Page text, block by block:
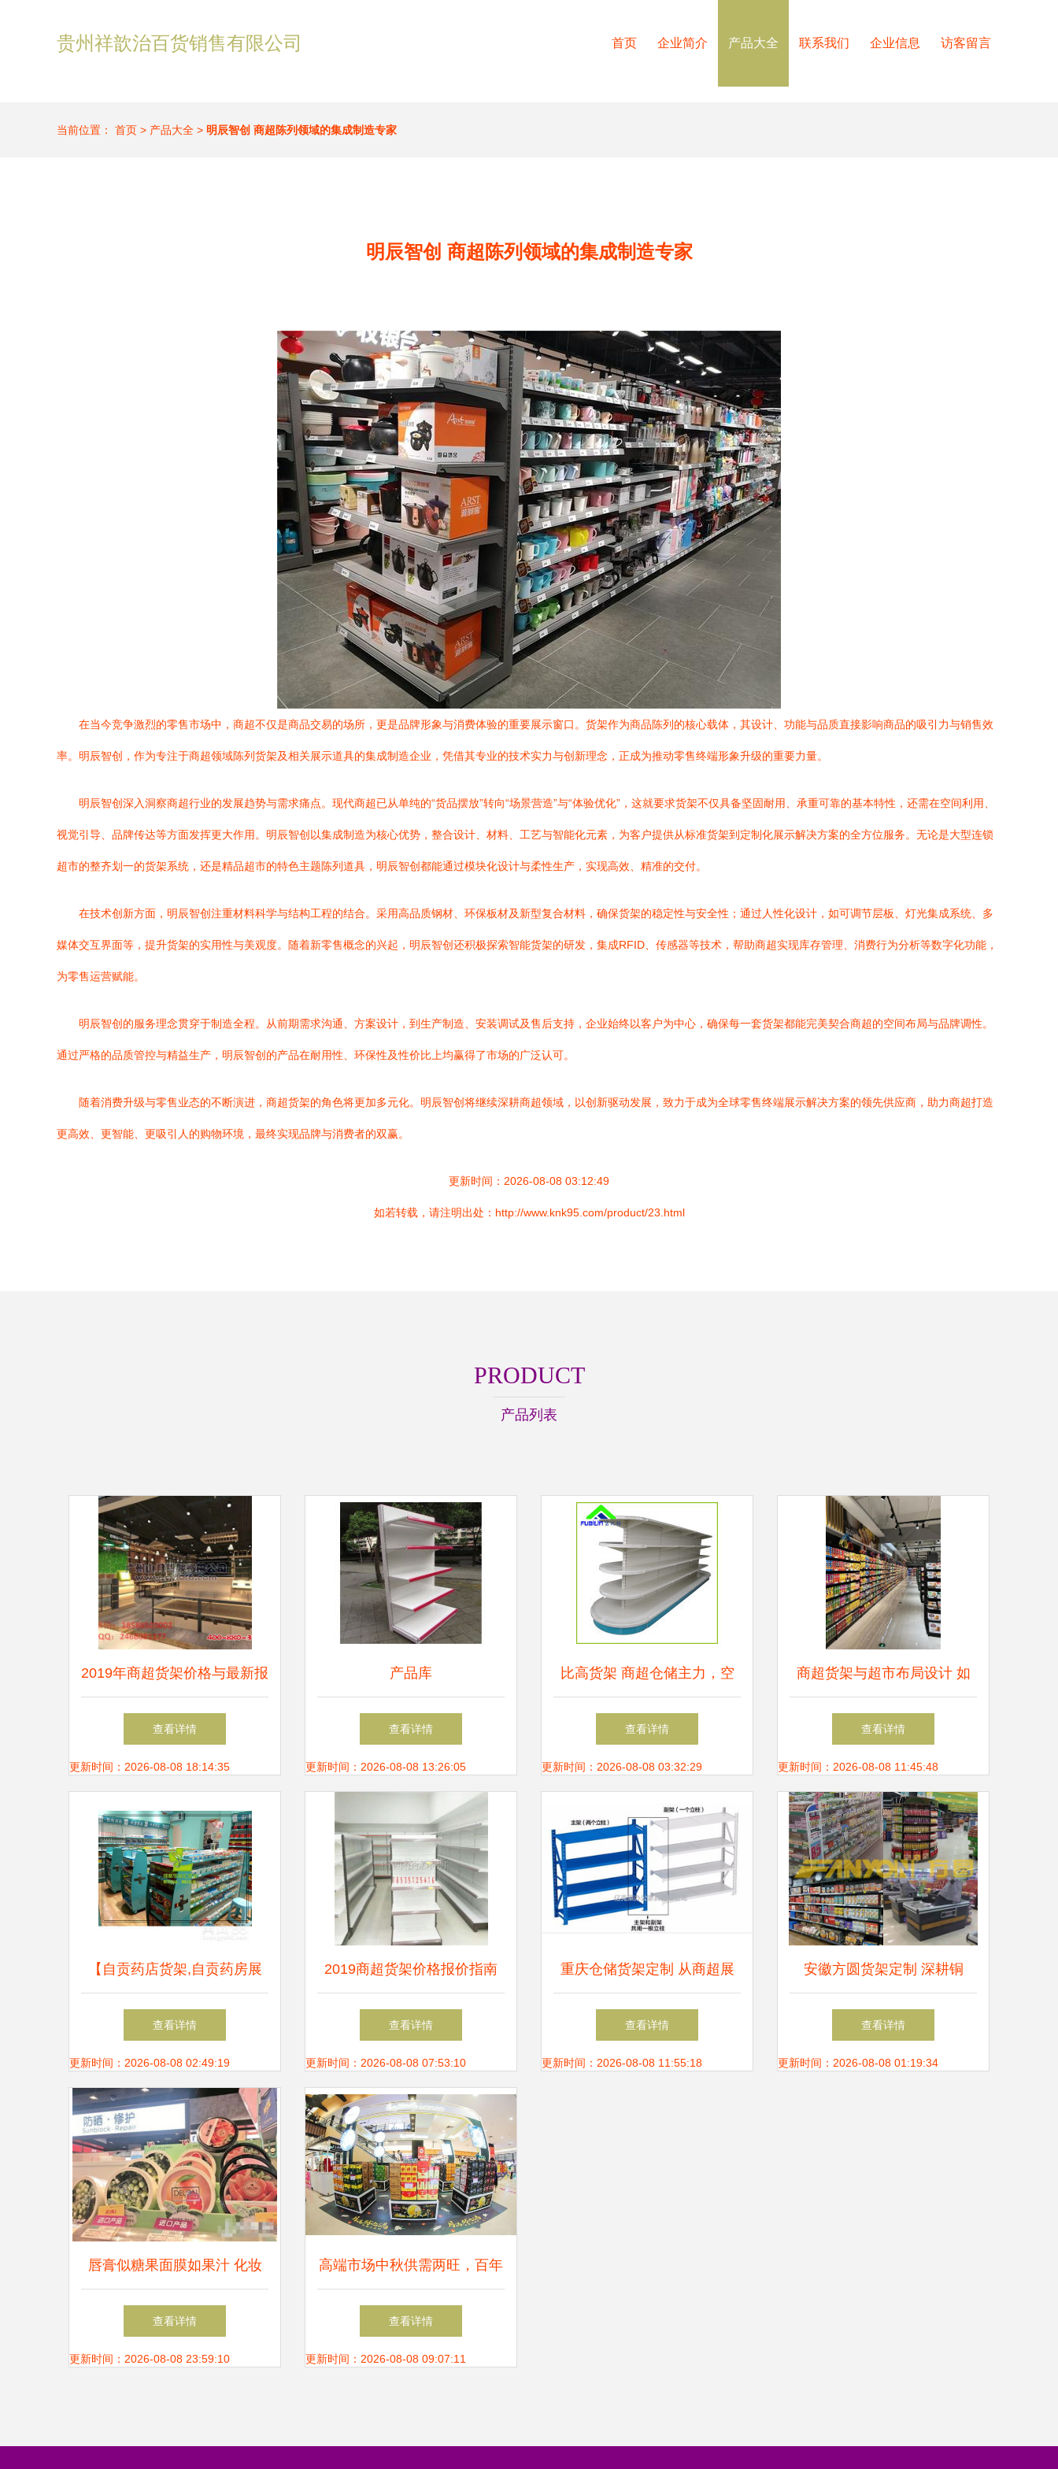
贵州祥歆治百货销售有限公司 首页 企业简介 产品大全 联系我们 企业信息 访客留言
当前位置： 首页 > 产品大全 > 明辰智创 商超陈列领域的集成制造专家
明辰智创 商超陈列领域的集成制造专家
在当今竞争激烈的零售市场中，商超不仅是商品交易的场所，更是品牌形象与消费体验的重要展示窗口。货架作为商品陈列的核心载体，其设计、功能与品质直接影响商品的吸引力与销售效
率。明辰智创，作为专注于商超领域陈列货架及相关展示道具的集成制造企业，凭借其专业的技术实力与创新理念，正成为推动零售终端形象升级的重要力量。
明辰智创深入洞察商超行业的发展趋势与需求痛点。现代商超已从单纯的“货品摆放”转向“场景营造”与“体验优化”，这就要求货架不仅具备坚固耐用、承重可靠的基本特性，还需在空间利用、
视觉引导、品牌传达等方面发挥更大作用。明辰智创以集成制造为核心优势，整合设计、材料、工艺与智能化元素，为客户提供从标准货架到定制化展示解决方案的全方位服务。无论是大型连锁
超市的整齐划一的货架系统，还是精品超市的特色主题陈列道具，明辰智创都能通过模块化设计与柔性生产，实现高效、精准的交付。
在技术创新方面，明辰智创注重材料科学与结构工程的结合。采用高品质钢材、环保板材及新型复合材料，确保货架的稳定性与安全性；通过人性化设计，如可调节层板、灯光集成系统、多
媒体交互界面等，提升货架的实用性与美观度。随着新零售概念的兴起，明辰智创还积极探索智能货架的研发，集成RFID、传感器等技术，帮助商超实现库存管理、消费行为分析等数字化功能，
为零售运营赋能。
明辰智创的服务理念贯穿于制造全程。从前期需求沟通、方案设计，到生产制造、安装调试及售后支持，企业始终以客户为中心，确保每一套货架都能完美契合商超的空间布局与品牌调性。
通过严格的品质管控与精益生产，明辰智创的产品在耐用性、环保性及性价比上均赢得了市场的广泛认可。
随着消费升级与零售业态的不断演进，商超货架的角色将更加多元化。明辰智创将继续深耕商超领域，以创新驱动发展，致力于成为全球零售终端展示解决方案的领先供应商，助力商超打造
更高效、更智能、更吸引人的购物环境，最终实现品牌与消费者的双赢。
更新时间：2026-08-08 03:12:49
如若转载，请注明出处：http://www.knk95.com/product/23.html
PRODUCT
产品列表
2019年商超货架价格与最新报
价分析 机械网第7页深度解析
查看详情
更新时间：2026-08-08 18:14:35
产品库
查看详情
更新时间：2026-08-08 13:26:05
比高货架 商超仓储主力，空
间与效率的双重提升
查看详情
更新时间：2026-08-08 03:32:29
商超货架与超市布局设计 如
何打造高效陈列空间
查看详情
更新时间：2026-08-08 11:45:48
【自贡药店货架,自贡药房展
柜,自贡中药柜定制】-
查看详情
更新时间：2026-08-08 02:49:19
2019商超货架价格报价指南
批发市场深度解析与选购建议
查看详情
更新时间：2026-08-08 07:53:10
重庆仓储货架定制 从商超展
示到家用储物的全方位解决方
案
查看详情
更新时间：2026-08-08 11:55:18
安徽方圆货架定制 深耕铜
陵，专业打造化妆品与商超货
架解决方案
查看详情
更新时间：2026-08-08 01:19:34
唇膏似糖果面膜如果汁 化妆
品包装像食品孩子险误食 商
超货架
查看详情
更新时间：2026-08-08 23:59:10
高端市场中秋供需两旺，百年
青啤创新发展领跑消费升级
查看详情
更新时间：2026-08-08 09:07:11